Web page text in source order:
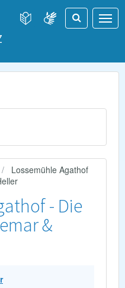
Lossemühle Agathof
- Die
&